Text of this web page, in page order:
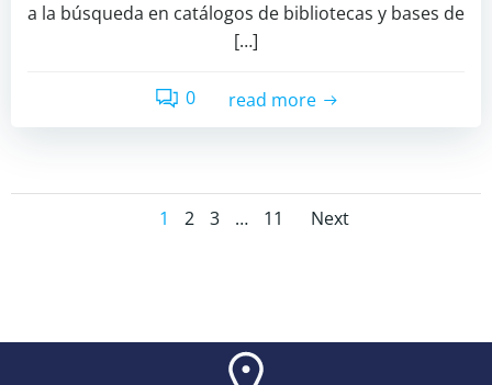
a la búsqueda en catálogos de bibliotecas y bases de
[…]
0 read more
Posts
Page
1 Page
2 Page
3 … Page
11
Posts
Next